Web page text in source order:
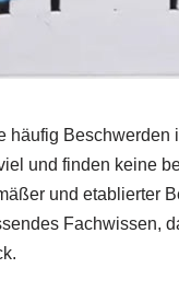
und finden keine
und etablierter
Fachwissen,